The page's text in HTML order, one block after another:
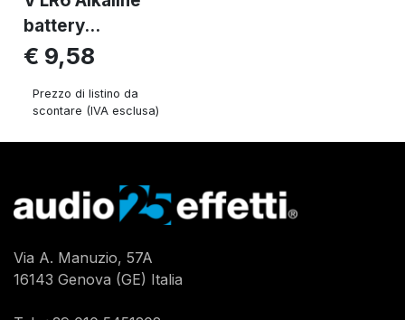
battery...
€ 9,58
Prezzo di listino da
scontare (IVA esclusa)
Via A. Manuzio, 57A
16143 Genova (GE) Italia